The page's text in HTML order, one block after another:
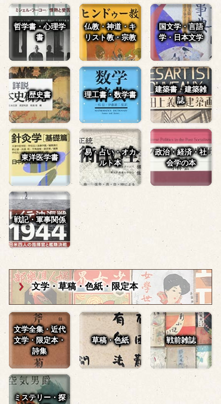
哲学書・心理学
書
仏教・神道・キ
リスト教・宗教
国文学・言語
学・日本文学
歴史書 理工書・数学書
建築書・建築雑
誌
東洋医学書
易・占い・オカ
ルト本
政治・経済・社
会学の本
戦記・軍事関係
文学・草稿・色紙・限定本
文学全集・近代
文学・ 限定本・
詩集
草稿・色紙 戦前雑誌
ミステリー・探